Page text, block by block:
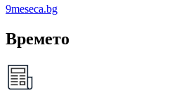
9meseca.bg
Времето